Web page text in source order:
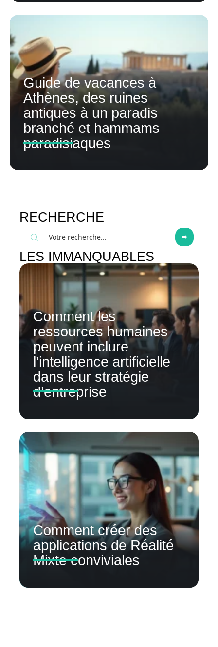
Guide de vacances à
Athènes, des ruines
antiques à un paradis
branché et hammams
paradisiaques
RECHERCHE
LES IMMANQUABLES
Comment les
ressources humaines
peuvent inclure
l’intelligence artificielle
dans leur stratégie
d’entreprise
Comment créer des
applications de Réalité
Mixte conviviales